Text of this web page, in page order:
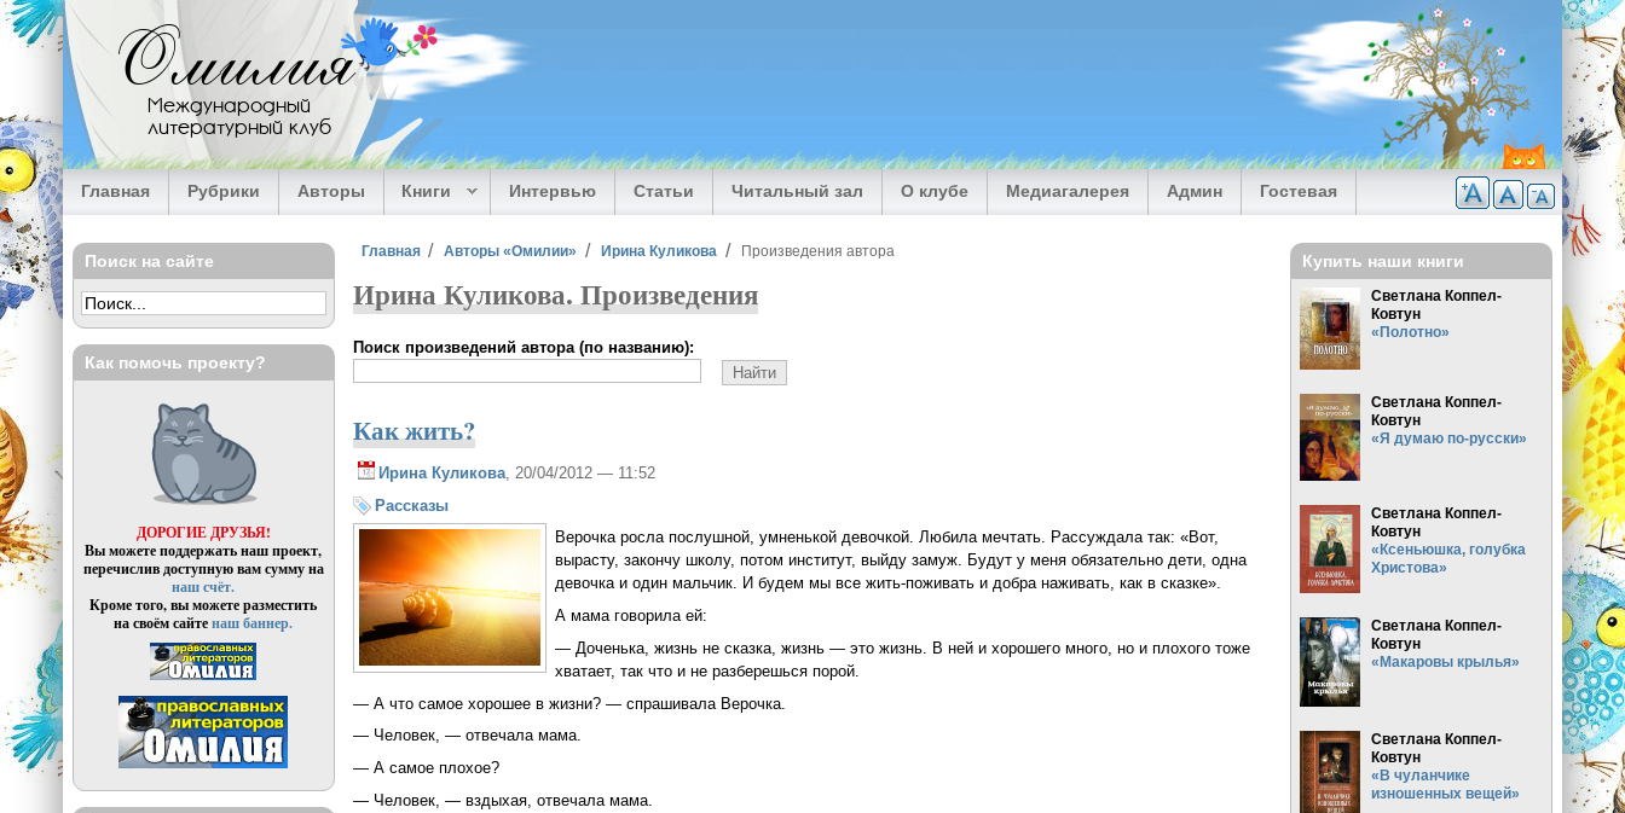
Перейти к основному содержанию
Омилия
Международный
литературный клуб
Главная Рубрики Авторы Книги Интервью Статьи Читальный зал О клубе Медиагалерея Админ Гостевая
Вы здесь
Главная Авторы «Омилии» Ирина Куликова Произведения автора
Ирина Куликова. Произведения
Поиск произведений автора (по названию):
Как жить?
Ирина Куликова , 20/04/2012 — 11:52
Рассказы
Верочка росла послушной, умненькой девочкой. Любила мечтать. Рассуждала так: «Вот,
вырасту, закончу школу, потом институт, выйду замуж. Будут у меня обязательно дети, одна
девочка и один мальчик. И будем мы все жить-поживать и добра наживать, как в сказке».
А мама говорила ей:
— Доченька, жизнь не сказка, жизнь — это жизнь. В ней и хорошего много, но и плохого тоже
хватает, так что и не разберешься порой.
— А что самое хорошее в жизни? — спрашивала Верочка.
— Человек, — отвечала мама.
— А самое плохое?
— Человек, — вздыхая, отвечала мама.
Поиск на сайте
Как помочь проекту?
ДОРОГИЕ ДРУЗЬЯ!
Вы можете поддержать наш проект,
перечислив доступную вам сумму на
наш счёт.
Кроме того, вы можете разместить
на своём сайтенаш баннер.
Купить наши книги
Светлана Коппел-
Ковтун
«Полотно»
Светлана Коппел-
Ковтун
«Я думаю по-русски»
Светлана Коппел-
Ковтун
«Ксеньюшка, голубка
Христова»
Светлана Коппел-
Ковтун
«Макаровы крылья»
Светлана Коппел-
Ковтун
«В чуланчике
изношенных вещей»